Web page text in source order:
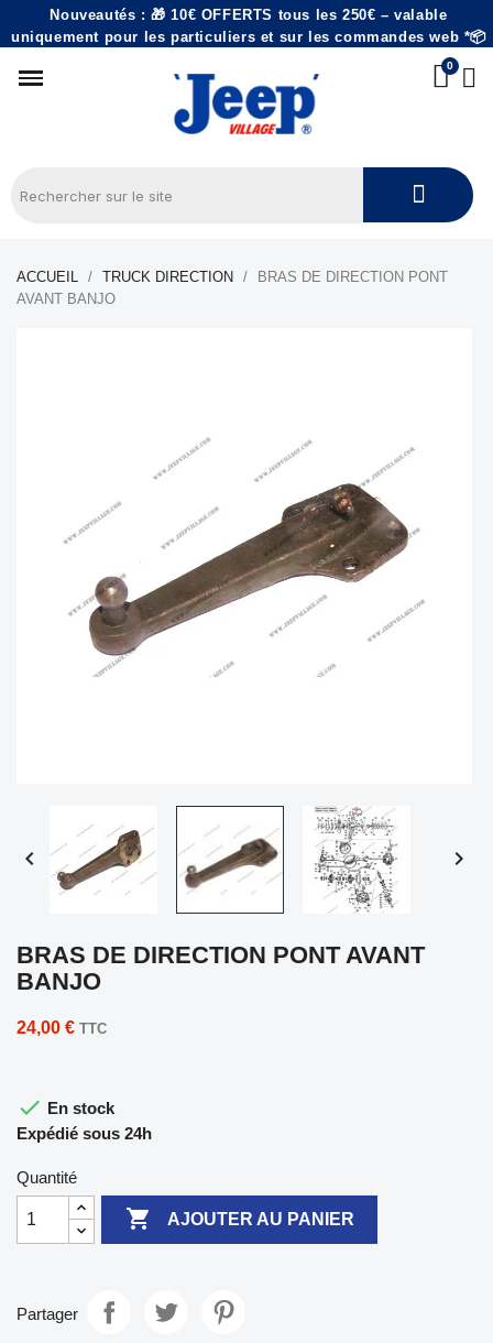
Nouveautés : 🎁 10€ OFFERTS tous les 250€ – valable
uniquement pour les particuliers et sur les commandes web *📦
ACCUEIL TRUCK DIRECTION
BRAS DE DIRECTION PONT
AVANT BANJO
 
BRAS DE DIRECTION PONT AVANT
BANJO
24,00 € TTC
 En stock
Expédié sous 24h
Quantité
 AJOUTER AU PANIER
Partager